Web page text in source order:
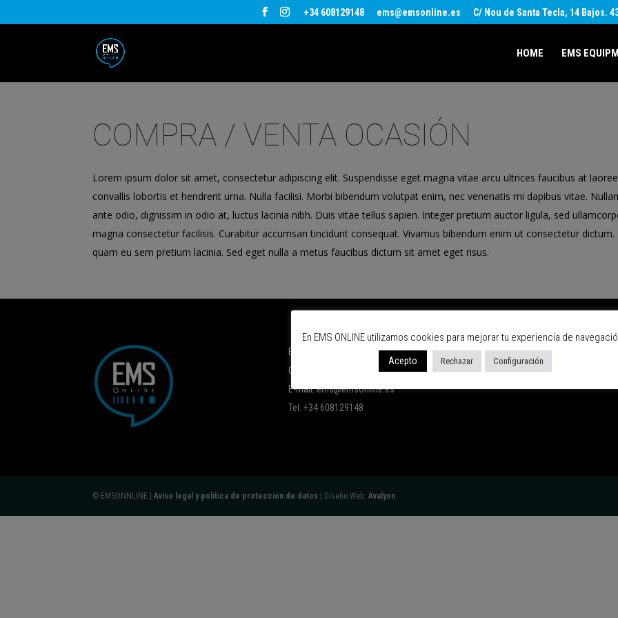
+34 608129148 ems@emsonline.es C/ Nou de Santa Tecla, 14 Bajos.
HOME EMS
COMPRA / VENTA OCASIÓN
Lorem ipsum dolor sit amet, consectetur adipiscing elit. Suspendisse eget magna vitae arcu ultrices faucibus at
convallis lobortis et hendrerit urna. Nulla facilisi. Morbi bibendum volutpat enim, nec venenatis mi dapibus vitae.
ante odio, dignissim in odio at, luctus lacinia nibh. Duis vitae tellus sapien. Integer pretium auctor ligula, sed
magna consectetur facilisis. Curabitur accumsan tincidunt consequat. Vivamus bibendum enim ut consectetur
quam eu sem pretium lacinia. Sed eget nulla a metus faucibus dictum sit amet eget risus.
EMSONLINE
C/ Nou de Santa Tecla, 14 Bajos. 43004 Tarragona
E-mail:ems@emsonline.es
Tel. +34 608129148
© EMSONNLINE |Aviso legal y política de protección de datos | Diseño Web:Avalyon
En EMS ONLINE utilizamos cookies para mejorar tu experiencia de
Acepto Rechazar Configuración